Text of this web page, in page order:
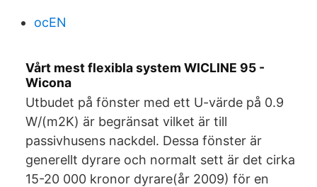
ocEN
Vårt mest flexibla system WICLINE 95 -
Wicona
Utbudet på fönster med ett U-värde på 0.9
W/(m2K) är begränsat vilket är till
passivhusens nackdel. Dessa fönster är
generellt dyrare och normalt sett är det cirka
15-20 000 kronor dyrare(år 2009) för en